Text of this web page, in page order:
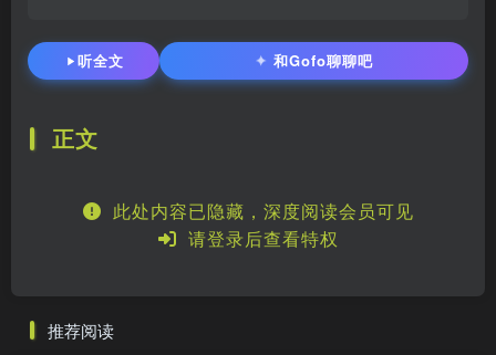
听全文 ✦和Gofo聊聊吧
正文
此处内容已隐藏，深度阅读会员可见
请登录后查看特权
推荐阅读